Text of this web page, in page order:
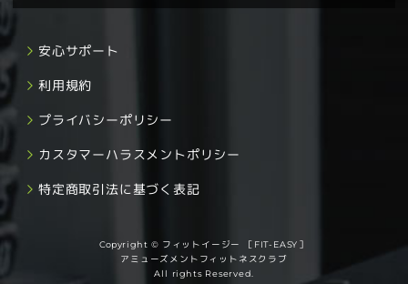
安心サポート
利用規約
プライバシーポリシー
カスタマーハラスメントポリシー
特定商取引法に基づく表記
Copyright © フィットイージー ［FIT-EASY］
アミューズメントフィットネスクラブ
All rights Reserved.